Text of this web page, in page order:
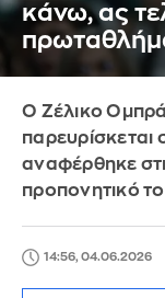
κάνω, ας
Ο Ζέλικο
παρευρίσκεται
αναφέρθηκε
προπονητικό
14:56, 04.06.2026